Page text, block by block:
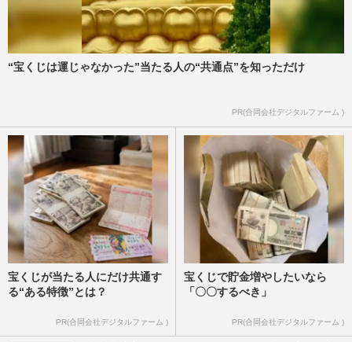
“宝くじは運じゃなかった”当たる人の“共通点”を知っただけ
PR(合同会社デジタルファーム )
宝くじが当たる人にだけ共通す
る“ある特徴”とは？
PR(合同会社デジタルファーム )
宝くじで貯金増やしたいなら
「〇〇するべき」
PR(合同会社デジタルファーム )